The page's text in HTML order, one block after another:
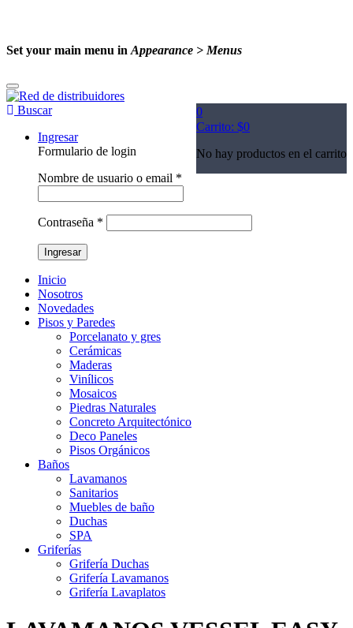
Set your main menu in Appearance > Menus
0
Carrito: $0
No hay productos en el carrito
Buscar
Ingresar
Formulario de login
Nombre de usuario o email *
Contraseña *
Inicio
Nosotros
Novedades
Pisos y Paredes
Porcelanato y gres
Cerámicas
Maderas
Vinílicos
Mosaicos
Piedras Naturales
Concreto Arquitectónico
Deco Paneles
Pisos Orgánicos
Baños
Lavamanos
Sanitarios
Muebles de baño
Duchas
SPA
Griferías
Grifería Duchas
Grifería Lavamanos
Grifería Lavaplatos